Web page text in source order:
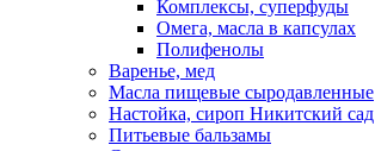
Комплексы, суперфуды
Омега, масла в капсулах
Полифенолы
Варенье, мед
Масла пищевые сыродавленные
Настойка, сироп Никитский сад
Питьевые бальзамы